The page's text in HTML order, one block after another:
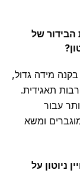
של
גדול,
ומשא
על